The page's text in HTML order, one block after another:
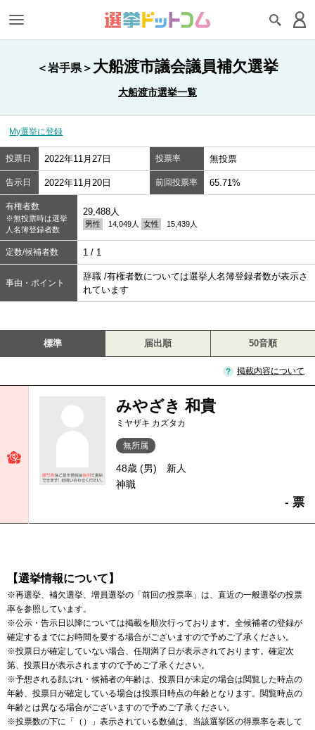
＜岩手県＞ 大船渡市議会議員補欠選挙
大船渡市選挙一覧
My選挙に登録
投票日 2022年11月27日 投票率 無投票
告示日 2022年11月20日 前回投票率 65.71%
有権者数
※無投票時は選挙
人名簿登録者数
29,488人
男性 14,049人 女性 15,439人
定数/候補者数 1 / 1
事由・ポイント
辞職 /有権者数については選挙人名簿登録者数が表示さ
れています
標準 届出順 50音順
掲載内容について
みやざき 和貴
ミヤザキ カズタカ
無所属
48歳 (男)
新人
神職
- 票
【選挙情報について】
※再選挙、補欠選挙、増員選挙の「前回の投票率」は、直近の一般選挙の投票
率を参照しています。
※公示・告示日以降については掲載を順次行っております。全候補者の登録が
確定するまでにお時間を要する場合がございますので予めご了承ください。
※投票日が確定していない場合、任期満了日が表示されております。確定次
第、投票日が表示されますので予めご了承ください。
※予想される顔ぶれ・候補者の年齢は、投票日が未定の場合は閲覧した時点の
年齢、投票日が確定している場合は投票日時点の年齢となります。閲覧時点の
年齢とは異なる場合がございますので予めご了承ください。
※投票数の下に「（）」表示されている数値は、当該選挙区の得票率を表して